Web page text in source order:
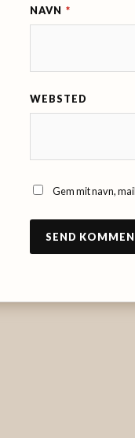
NAVN *
WEBSTED
Gem mit navn,